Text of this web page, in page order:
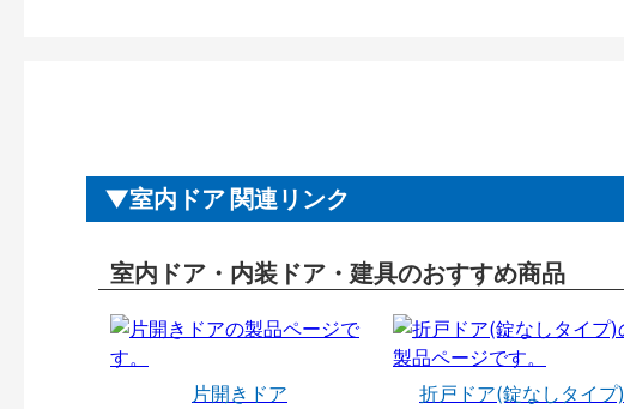
室内ドア 関連リンク
室内ドア・内装ドア・建具のおすすめ商品
片開きドア 折戸ドア(錠なしタイプ)